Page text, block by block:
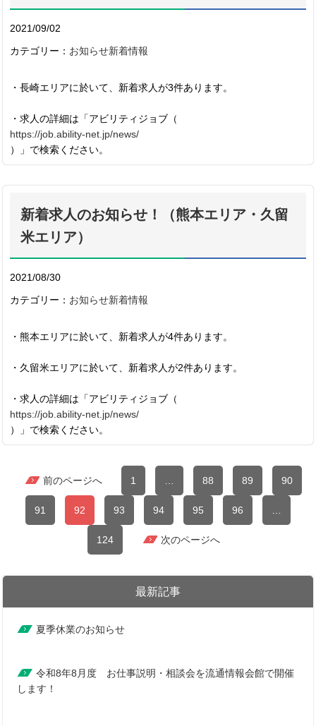
最新記事
夏季休業のお知らせ
令和8年8月度 お仕事説明・相談会を流通情報会館で開催
します！
2021/09/02
カテゴリー： お知らせ新着情報
・長崎エリアに於いて、新着求人が3件あります。
・求人の詳細は「アビリティジョブ（
https://job.ability-net.jp/news/
）」で検索ください。
新着求人のお知らせ！（熊本エリア・久留
米エリア）
2021/08/30
カテゴリー： お知らせ新着情報
・熊本エリアに於いて、新着求人が4件あります。
・久留米エリアに於いて、新着求人が2件あります。
・求人の詳細は「アビリティジョブ（
https://job.ability-net.jp/news/
）」で検索ください。
前のページへ 1 88 89 90
91 92 93 94 95 96
124 次のページへ